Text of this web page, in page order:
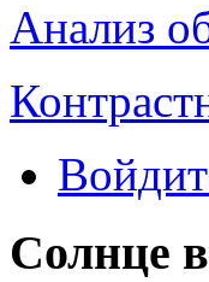
Анализ
Солнце